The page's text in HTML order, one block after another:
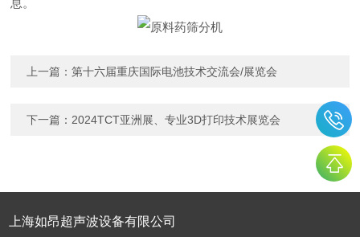
息。
上一篇：第十六届重庆国际电池技术交流会/展览会
下一篇： 2024TCT亚洲展、专业3D打印技术展览会
上海如昂超声波设备有限公司